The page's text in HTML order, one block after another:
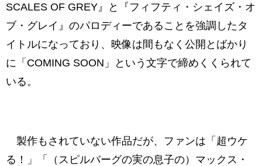
SCALES OF GREY』と『フィフティ・シェイズ・オ
ブ・グレイ』のパロディーであることを強調したタ
イトルになっており、映像は間もなく公開とばかり
に「COMING SOON」という文字で締めくくられて
いる。
製作もされていない作品だが、ファンは「超ウケ
る！」「（スピルバーグの実の息子の）マックス・